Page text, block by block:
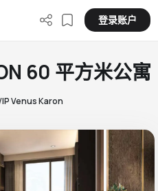
登录账户
60 平方米公寓
Venus Karon